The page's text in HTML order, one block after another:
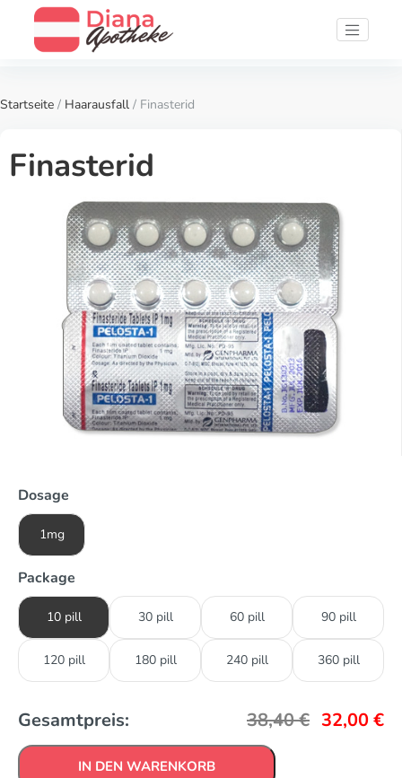
Startseite / Haarausfall / Finasterid
Finasterid
Dosage
1mg
Package
10 pill 30 pill 60 pill 90 pill
120 pill 180 pill 240 pill 360 pill
Gesamtpreis: 38,40€ 32,00€
IN DEN WARENKORB